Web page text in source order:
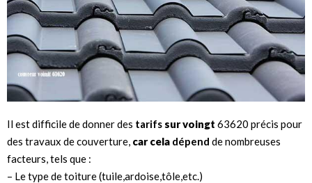
Il est difficile de donner des tarifs sur voingt 63620 précis pour
des travaux de couverture, car cela dépend de nombreuses
facteurs, tels que :
– Le type de toiture (tuile,ardoise,tôle,etc.)